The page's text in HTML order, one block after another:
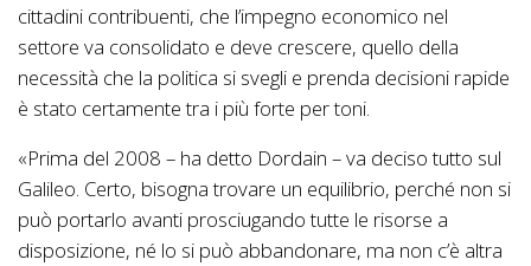
cittadini contribuenti, che l’impegno economico nel
settore va consolidato e deve crescere, quello della
necessità che la politica si svegli e prenda decisioni rapide
è stato certamente tra i più forte per toni.
«Prima del 2008 – ha detto Dordain – va deciso tutto sul
Galileo. Certo, bisogna trovare un equilibrio, perché non si
può portarlo avanti prosciugando tutte le risorse a
disposizione, né lo si può abbandonare, ma non c’è altra